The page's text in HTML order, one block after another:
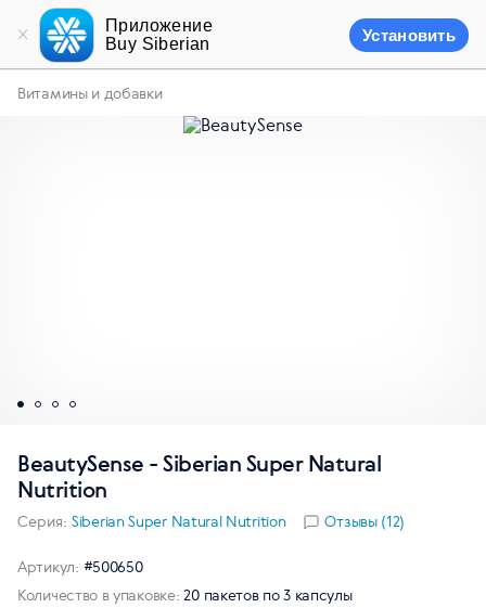
Приложение
Buy Siberian
Установить
Витамины и добавки
BeautySense - Siberian Super Natural
Nutrition
Серия: Siberian Super Natural Nutrition Отзывы (12)
Артикул: #500650
Количество в упаковке: 20 пакетов по 3 капсулы